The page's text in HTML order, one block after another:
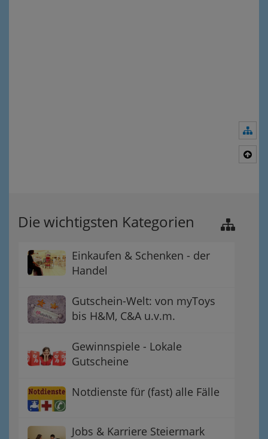
Die wichtigsten Kategorien
Einkaufen & Schenken - der
Handel
Gutschein-Welt: von myToys
bis H&M, C&A u.v.m.
Gewinnspiele - Lokale
Gutscheine
Notdienste für (fast) alle Fälle
Jobs & Karriere Steiermark